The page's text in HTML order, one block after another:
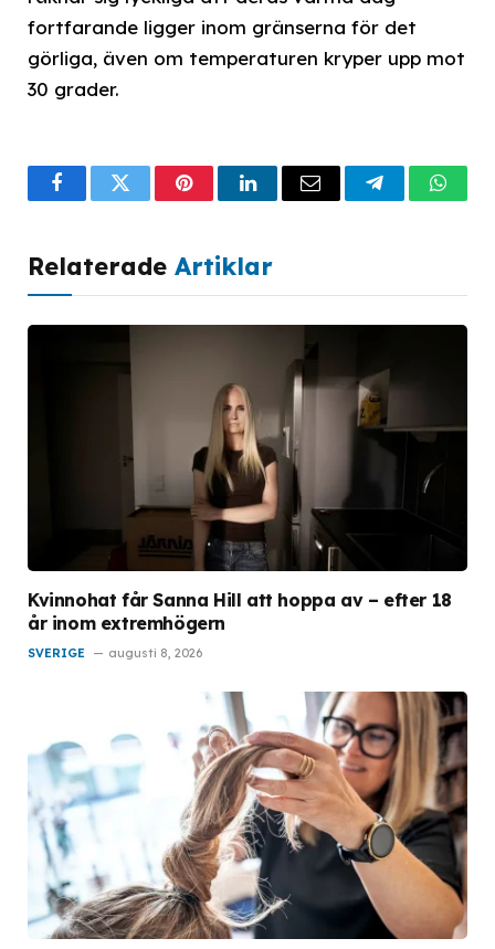
fortfarande ligger inom gränserna för det
görliga, även om temperaturen kryper upp mot
30 grader.
FacebookTwitterPinterestLinkedInEmail Telegram
Relaterade Artiklar
Kvinnohat får Sanna Hill att hoppa av – efter 18
år inom extremhögern
SVERIGE augusti 8, 2026